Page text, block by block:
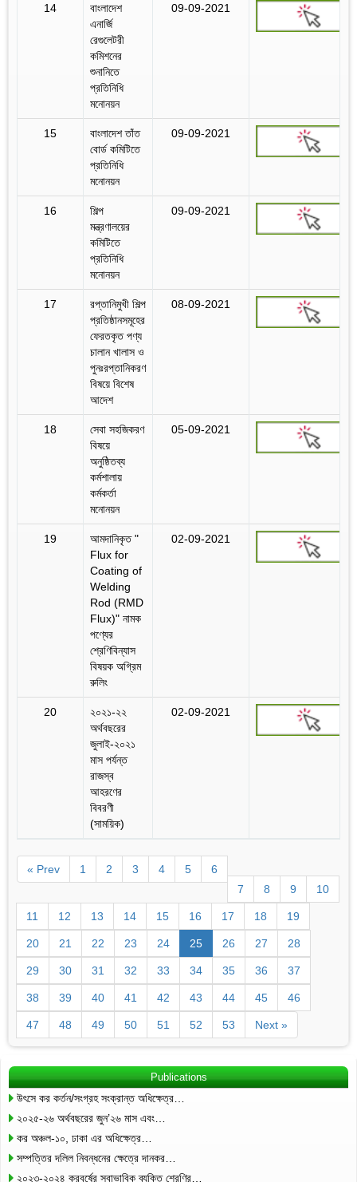
14
বাংলাদেশ
এনার্জি
রেগুলেটরী
কমিশনের
শুনানিতে
প্রতিনিধি
মনোনয়ন
09-09-2021
15
বাংলাদেশ তাঁত
বোর্ড কমিটিতে
প্রতিনিধি
মনোনয়ন
09-09-2021
16
শিল্প
মন্ত্রণালয়ের
কমিটিতে
প্রতিনিধি
মনোনয়ন
09-09-2021
17
রপ্তানিমুখী শিল্প
প্রতিষ্ঠানসমূহের
ফেরতকৃত পণ্য
চালান খালাস ও
পুনঃরপ্তানিকরণ
বিষয়ে বিশেষ
আদেশ
08-09-2021
18
সেবা সহজিকরণ
বিষয়ে
অনুষ্ঠিতব্য
কর্মশালায়
কর্মকর্তা
মনোনয়ন
05-09-2021
19
আমদানিকৃত "
Flux for
Coating of
Welding
Rod (RMD
Flux)" নামক
পণ্যের
শ্রেণিবিন্যাস
বিষয়ক অগ্রিম
রুলিং
02-09-2021
20
২০২১-২২
অর্থবছরের
জুলাই-২০২১
মাস পর্যন্ত
রাজস্ব
আহরণের
বিবরণী
(সাময়িক)
02-09-2021
« Prev 1 2 3 4 5
6
7
8 9 10
11 12 13 14 15 16 17 18 19
20 21 22 23 24 25 26 27 28
29 30 31 32 33 34 35 36 37
38 39 40 41 42 43 44 45 46
47 48 49 50 51 52 53 Next »
Publications
উৎসে কর কর্তন/সংগ্রহ সংক্রান্ত অধিক্ষেত্র…
২০২৫-২৬ অর্থবছরের জুন’২৬ মাস এবং…
কর অঞ্চল-১০, ঢাকা এর অধিক্ষেত্র…
সম্পত্তির দলিল নিবন্ধনের ক্ষেত্রে দানকর…
২০২৩-২০২৪ করবর্ষের স্বাভাবিক ব্যক্তি শ্রেণির…